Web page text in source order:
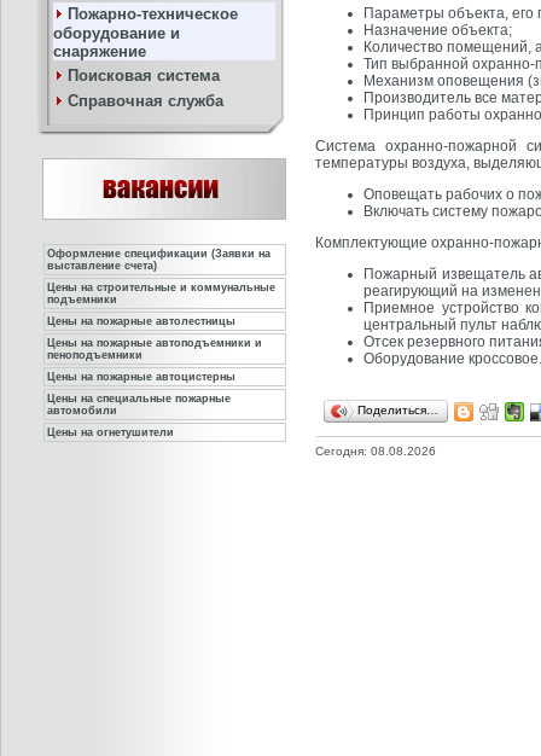
Пожарно-техническое
оборудование и
снаряжение
Поисковая система
Справочная служба
Оформление спецификации (Заявки на
выставление счета)
Цены на строительные и коммунальные
подъемники
Цены на пожарные автолестницы
Цены на пожарные автоподъемники и
пеноподъемники
Цены на пожарные автоцистерны
Цены на специальные пожарные
автомобили
Цены на огнетушители
Параметры объекта, его
Назначение объекта;
Количество помещений,
Тип выбранной
Механизм оповещения
Производитель все
Принцип работы
Система охранно-пожарной
температуры воздуха,
Оповещать рабочих о
Включать систему
Комплектующие охранно-
Пожарный извещатель
реагирующий на
Приемное устройство
центральный пульт
Отсек резервного
Оборудование
Поделиться…
Сегодня: 08.08.2026